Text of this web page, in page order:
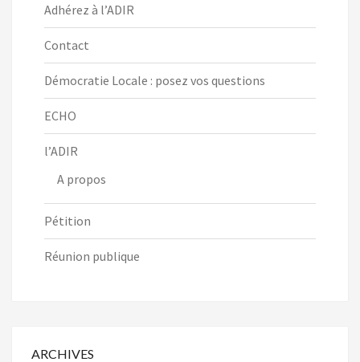
Adhérez à l’ADIR
Contact
Démocratie Locale : posez vos questions
ECHO
l’ADIR
A propos
Pétition
Réunion publique
ARCHIVES